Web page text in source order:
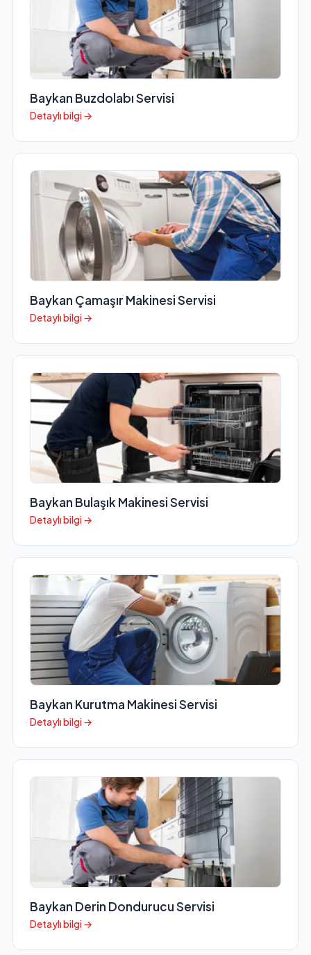
Baykan Buzdolabı Servisi
Detaylı bilgi →
Baykan Çamaşır Makinesi Servisi
Detaylı bilgi →
Baykan Bulaşık Makinesi Servisi
Detaylı bilgi →
Baykan Kurutma Makinesi Servisi
Detaylı bilgi →
Baykan Derin Dondurucu Servisi
Detaylı bilgi →